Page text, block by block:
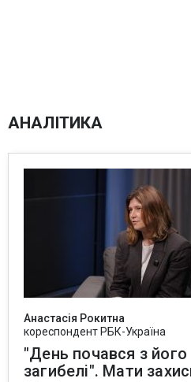
АНАЛІТИКА
Анастасія Рокитна
кореспондент РБК-Україна
"День почався з його
загибелі". Мати